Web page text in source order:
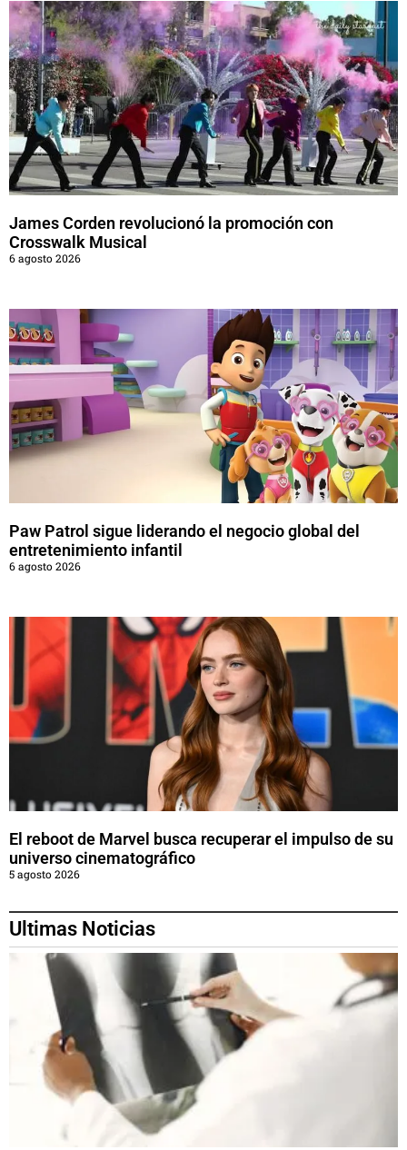
James Corden revolucionó la promoción con
Crosswalk Musical
6 agosto 2026
Paw Patrol sigue liderando el negocio global del
entretenimiento infantil
6 agosto 2026
El reboot de Marvel busca recuperar el impulso de su
universo cinematográfico
5 agosto 2026
Ultimas Noticias